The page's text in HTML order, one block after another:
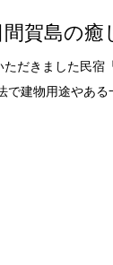
賀島の癒
だきました民宿
建物用途やある